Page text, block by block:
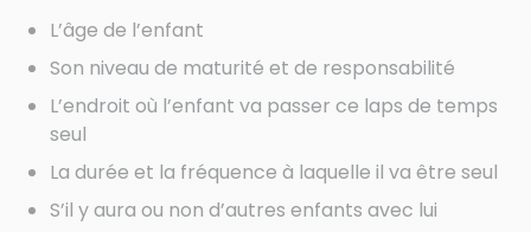
L’âge de l’enfant
Son niveau de maturité et de responsabilité
L’endroit où l’enfant va passer ce laps de temps
seul
La durée et la fréquence à laquelle il va être seul
S’il y aura ou non d’autres enfants avec lui